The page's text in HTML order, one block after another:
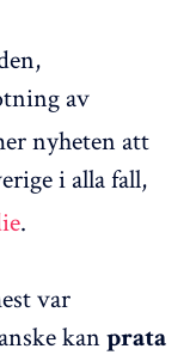
av
nyheten att
i alla fall,
.
var
kan prata